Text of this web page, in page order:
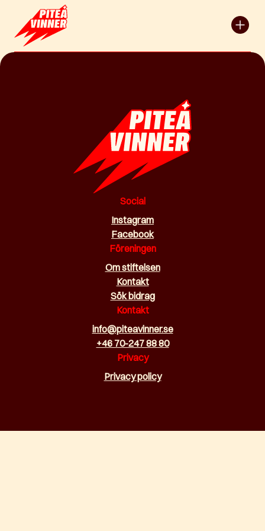
Social
Instagram
Facebook
Föreningen
Om stiftelsen
Kontakt
Sök bidrag
Kontakt
info@piteavinner.se
+46 70-247 88 80
Privacy
Privacy policy